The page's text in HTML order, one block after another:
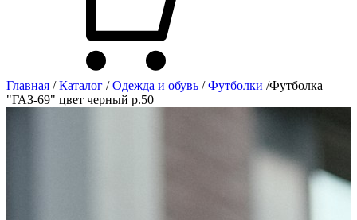
Главная / Каталог / Одежда и обувь / Футболки /Футболка
"ГАЗ-69" цвет черный р.50